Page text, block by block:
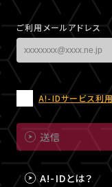
ご利用メールアドレス
A!-IDサービス利
送信
A!-IDとは？